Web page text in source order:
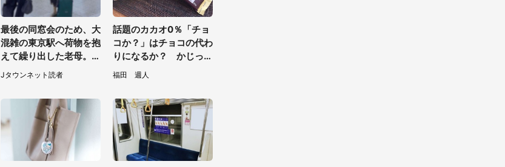
最後の同窓会のため、大
混雑の東京駅へ荷物を抱
えて繰り出した老母。ゆ
っくり階段を降りてたら
スーツの男性が（東京
Jタウンネット読者
話題のカカオ0％「チョ
コか？」はチョコの代わ
りになるか？ かじった
り溶かしたりして食べて
みた
福田 週人